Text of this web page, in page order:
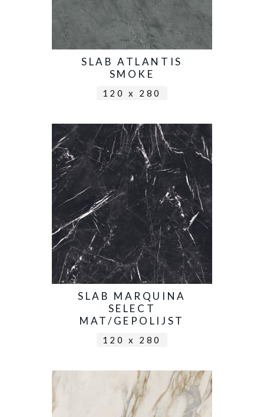
SLAB ATLANTIS
SMOKE
120 x 280
SLAB MARQUINA
SELECT
MAT/GEPOLIJST
120 x 280